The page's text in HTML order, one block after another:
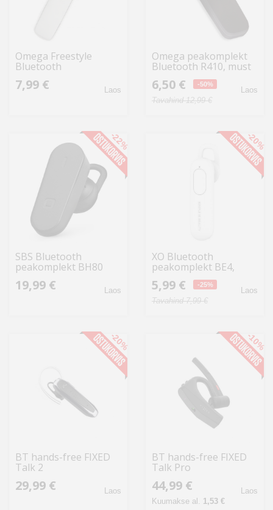
Omega Freestyle
Bluetooth
valge
7,99 € Laos
Omega peakomplekt
Bluetooth R410, must
6,50 € -50%
Tavahind 12,99 €
Laos
SBS Bluetooth
peakomplekt BH80
Wireless, must
19,99 € Laos
-22%
XO Bluetooth
peakomplekt BE4,
valge
5,99 € -25%
Tavahind 7,99 €
Laos
-20%
BT hands-free FIXED
Talk 2
29,99 € Laos
-20%
BT hands-free FIXED
Talk Pro
44,99 €
Kuumakse al. 1,53 €
Laos
-10%